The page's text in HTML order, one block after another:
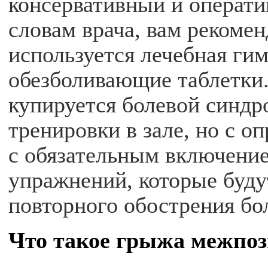
словам врача, вам
используется лечебная
обезболивающие
купируется болевой
тренировки в зале, но с
с обязательным
упражнений, которые
повторного обострения
Что такое грыжа